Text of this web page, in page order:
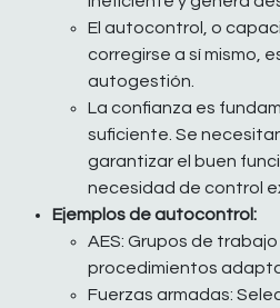
El autocontrol, o
corregirse a sí mismo,
autogestión.
La confianza es
suficiente. Se
garantizar el buen
necesidad de control
Ejemplos de autocontrol:
AES: Grupos de
procedimientos
Fuerzas armadas: